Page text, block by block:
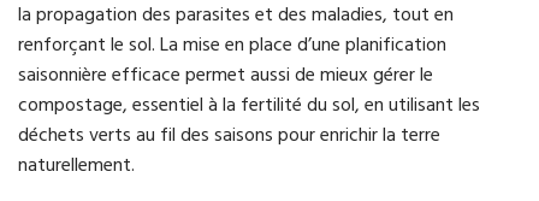
la propagation des parasites et des maladies, tout en
renforçant le sol. La mise en place d’une planification
saisonnière efficace permet aussi de mieux gérer le
compostage, essentiel à la fertilité du sol, en utilisant les
déchets verts au fil des saisons pour enrichir la terre
naturellement.